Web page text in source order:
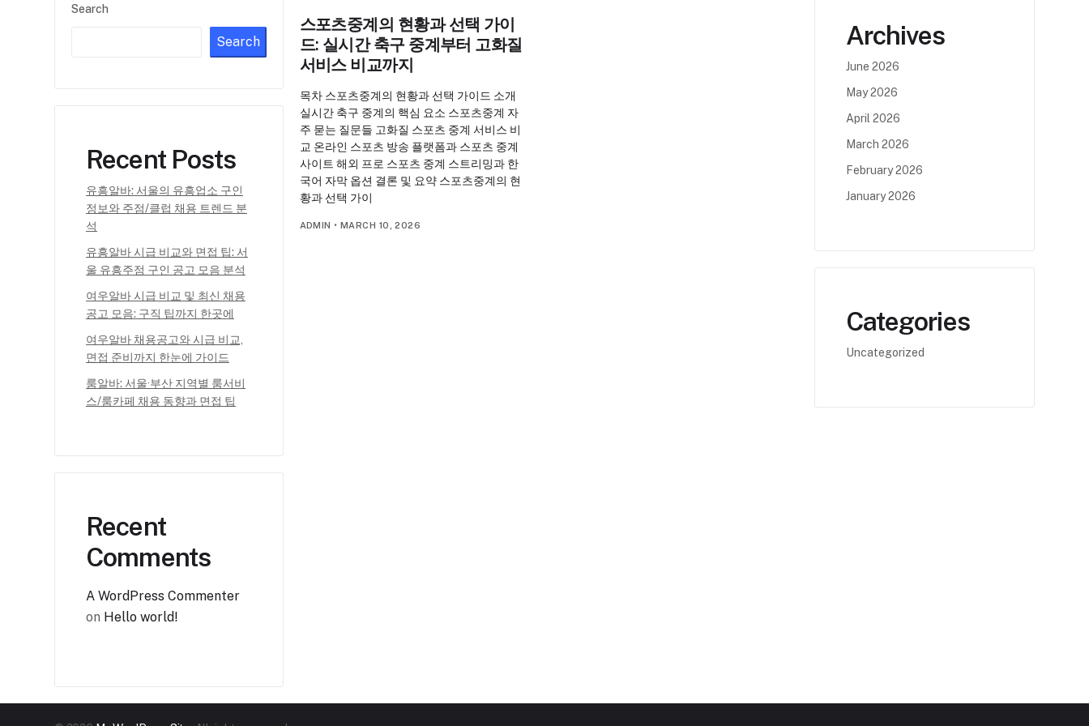
Search
Search
Recent Posts
유흥알바: 서울의 유흥업소 구인
정보와 주점/클럽 채용 트렌드 분
석
유흥알바 시급 비교와 면접 팁: 서
울 유흥주점 구인 공고 모음 분석
여우알바 시급 비교 및 최신 채용
공고 모음: 구직 팁까지 한곳에
여우알바 채용공고와 시급 비교,
면접 준비까지 한눈에 가이드
룸알바: 서울·부산 지역별 룸서비
스/룸카페 채용 동향과 면접 팁
Recent
Comments
A WordPress Commenter
on Hello world!
스포츠중계의 현황과 선택 가이
드: 실시간 축구 중계부터 고화질
서비스 비교까지
목차 스포츠중계의 현황과 선택 가이드 소개
실시간 축구 중계의 핵심 요소 스포츠중계 자
주 묻는 질문들 고화질 스포츠 중계 서비스 비
교 온라인 스포츠 방송 플랫폼과 스포츠 중계
사이트 해외 프로 스포츠 중계 스트리밍과 한
국어 자막 옵션 결론 및 요약 스포츠중계의 현
황과 선택 가이
ADMIN • MARCH 10, 2026
Archives
June 2026
May 2026
April 2026
March 2026
February 2026
January 2026
Categories
Uncategorized